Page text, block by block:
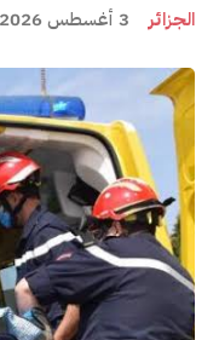
الجزائر 3 أغسطس 2026، 12:33 مساءً